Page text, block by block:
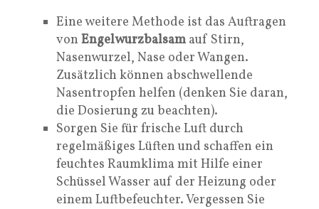
Eine weitere Methode ist das Auftragen
von Engelwurzbalsam auf Stirn,
Nasenwurzel, Nase oder Wangen.
Zusätzlich können abschwellende
Nasentropfen helfen (denken Sie daran,
die Dosierung zu beachten).
Sorgen Sie für frische Luft durch
regelmäßiges Lüften und schaffen ein
feuchtes Raumklima mit Hilfe einer
Schüssel Wasser auf der Heizung oder
einem Luftbefeuchter. Vergessen Sie